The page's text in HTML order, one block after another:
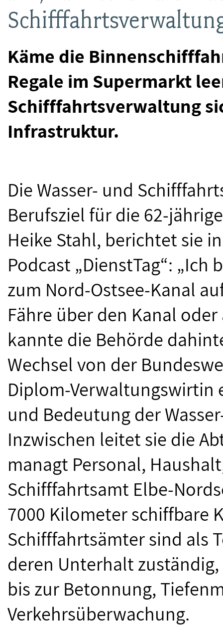
Käme die
Regale im Supermarkt
Schifffahrtsverwaltung
Infrastruktur.
Die Wasser- und
Berufsziel für die 62-
Heike Stahl, berichtet sie
Podcast „DienstTag“:
zum Nord-Ostsee-Kanal
Fähre über den Kanal
kannte die Behörde
Wechsel von der
Diplom-Verwaltungswirtin
und Bedeutung der
Inzwischen leitet sie die
managt Personal,
Schifffahrtsamt Elbe-
7000 Kilometer schiffbare
Schifffahrtsämter sind als
deren Unterhalt
bis zur Betonnung,
Verkehrsüberwachung.